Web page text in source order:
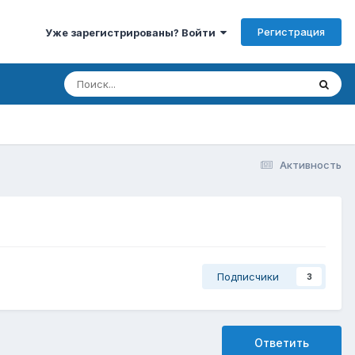
Уже зарегистрированы? Войти Регистрация
Активность
Подписчики 3
Ответить